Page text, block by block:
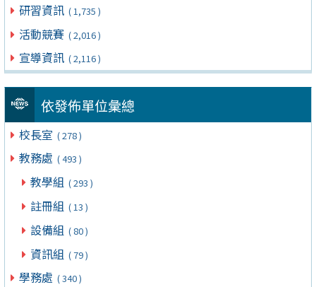
研習資訊 ( 1,735 )
活動競賽 ( 2,016 )
宣導資訊 ( 2,116 )
依發佈單位彙總
校長室 ( 278 )
教務處 ( 493 )
教學組 ( 293 )
註冊組 ( 13 )
設備組 ( 80 )
資訊組 ( 79 )
學務處 ( 340 )